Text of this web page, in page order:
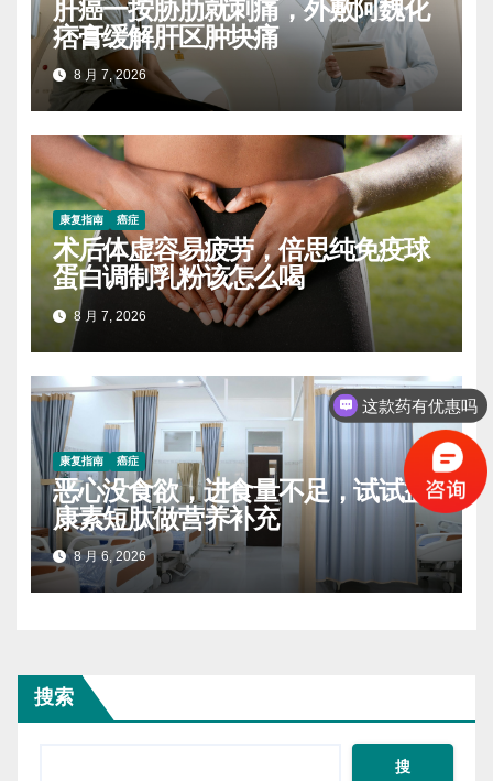
肝癌一按胁肋就刺痛，外敷阿魏化
痞膏缓解肝区肿块痛
8 月 7, 2026
康复指南 癌症
术后体虚容易疲劳，倍思纯免疫球
蛋白调制乳粉该怎么喝
8 月 7, 2026
康复指南 癌症
恶心没食欲，进食量不足，试试益
康素短肽做营养补充
8 月 6, 2026
搜索
搜
这款药有优惠吗